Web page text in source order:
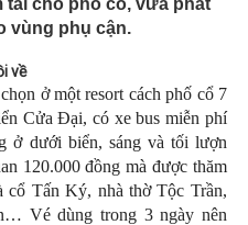
tải cho phố cổ, vừa phát
vùng phụ cận.
về
ở một resort cách phố cổ 7
Cửa Đại, có xe bus miễn phí
ở dưới biển, sáng và tối lượn
120.000 đồng mà được thăm
cổ Tấn Ký, nhà thờ Tộc Trần,
Vé dùng trong 3 ngày nên